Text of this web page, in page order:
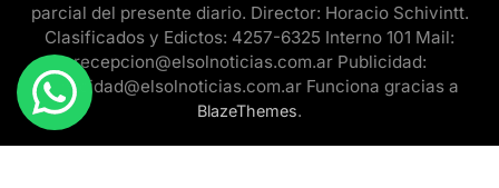
parcial del presente diario. Director: Horacio Schivintt.
Clasificados y Edictos: 4257-6325 Interno 101 Mail:
recepcion@elsolnoticias.com.ar Publicidad:
publicidad@elsolnoticias.com.ar Funciona gracias a
BlazeThemes.